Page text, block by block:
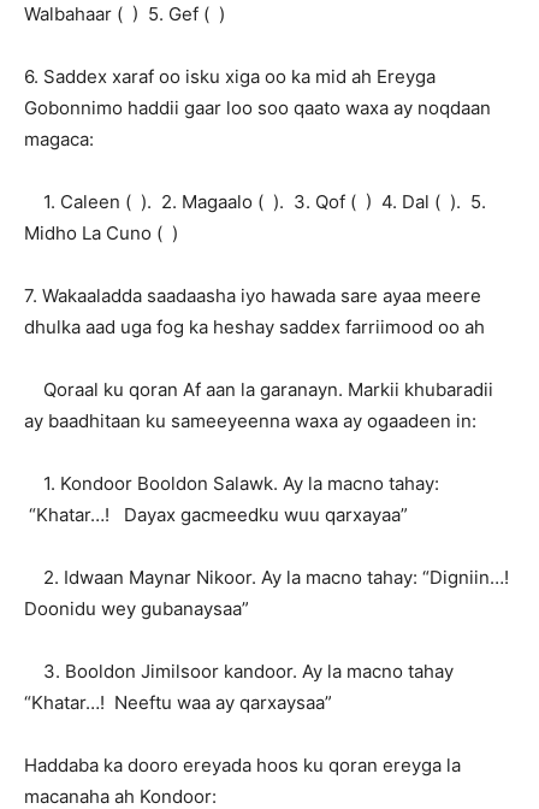
Walbahaar ( ) 5. Gef ( )
6. Saddex xaraf oo isku xiga oo ka mid ah Ereyga
Gobonnimo haddii gaar loo soo qaato waxa ay noqdaan
magaca:
1. Caleen ( ). 2. Magaalo ( ). 3. Qof ( ) 4. Dal ( ). 5.
Midho La Cuno ( )
7. Wakaaladda saadaasha iyo hawada sare ayaa meere
dhulka aad uga fog ka heshay saddex farriimood oo ah
Qoraal ku qoran Af aan la garanayn. Markii khubaradii
ay baadhitaan ku sameeyeenna waxa ay ogaadeen in:
1. Kondoor Booldon Salawk. Ay la macno tahay:
“Khatar…! Dayax gacmeedku wuu qarxayaa”
2. Idwaan Maynar Nikoor. Ay la macno tahay: “Digniin…!
Doonidu wey gubanaysaa”
3. Booldon Jimilsoor kandoor. Ay la macno tahay
“Khatar…! Neeftu waa ay qarxaysaa”
Haddaba ka dooro ereyada hoos ku qoran ereyga la
macanaha ah Kondoor: